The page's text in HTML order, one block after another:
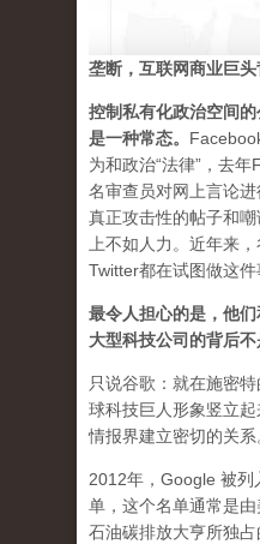
垄断，互联网商业巨
控制私有化政治空间
是一种常态。
为和政治“法律”，去
名审查员对网上言论
真正攻击性的帖子和
上不如人力。近年来
Twitter都在试图做这件
最令人担心的是，他
大型科技公司的背后不
只说谷歌：就在施密
球科技巨人形象竖立
情报界建立密切的关系
2012年，Google 被列
单，这个名单通常是
石油碳排放大亨所独